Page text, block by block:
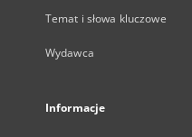
Temat i słowa kluczowe
Wydawca
Informacje